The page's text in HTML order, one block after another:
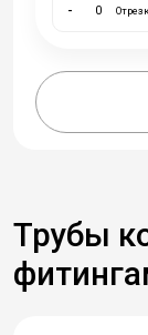
-
Трубы